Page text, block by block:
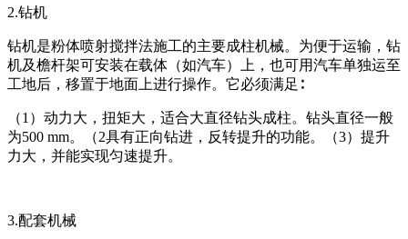
2.钻机
钻机是粉体喷射搅拌法施工的主要成柱机械。为便于运输，钻
机及檐杆架可安装在载体（如汽车）上，也可用汽车单独运至
工地后，移置于地面上进行操作。它必须满足∶
（1）动力大，扭矩大，适合大直径钻头成柱。钻头直径一般
为500 mm。（2具有正向钻进，反转提升的功能。（3）提升
力大，并能实现匀速提升。
3.配套机械